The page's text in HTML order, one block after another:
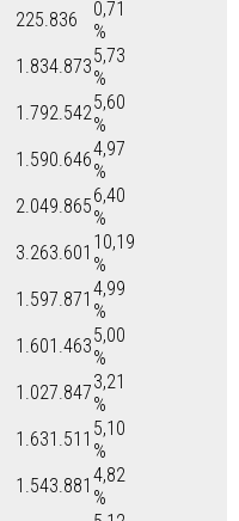
225.836
0,71
%
1.834.8735,73
%
1.792.5425,60
%
1.590.6464,97
%
2.049.8656,40
%
3.263.601 10,19
%
1.597.871 4,99
%
1.601.4635,00
%
1.027.8473,21
%
1.631.511 5,10
%
1.543.881 4,82
%